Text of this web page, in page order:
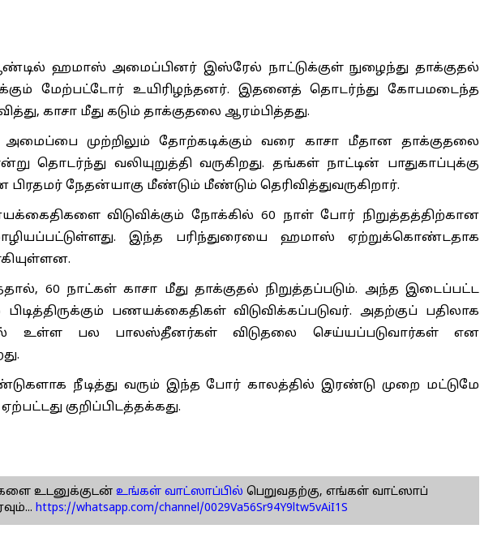
ஹமாஸ் அமைப்பினர் இஸ்ரேல் நாட்டுக்குள் நுழைந்து தாக்குதல்
க்கும் மேற்பட்டோர் உயிரிழந்தனர். இதனைத் தொடர்ந்து கோபமடைந்த
காசா மீது கடும் தாக்குதலை ஆரம்பித்தது.
முற்றிலும் தோற்கடிக்கும் வரை காசா மீதான தாக்குதலை
தொடர்ந்து வலியுறுத்தி வருகிறது. தங்கள் நாட்டின் பாதுகாப்புக்கு
பிரதமர் நேதன்யாகு மீண்டும் மீண்டும் தெரிவித்துவருகிறார்.
விடுவிக்கும் நோக்கில் 60 நாள் போர் நிறுத்தத்திற்கான
இந்த பரிந்துரையை ஹமாஸ் ஏற்றுக்கொண்டதாக
60 நாட்கள் காசா மீது தாக்குதல் நிறுத்தப்படும். அந்த இடைப்பட்ட
பணயக்கைதிகள் விடுவிக்கப்படுவர். அதற்குப் பதிலாக
உள்ள பல பாலஸ்தீனர்கள் விடுதலை செய்யப்படுவார்கள் என
நீடித்து வரும் இந்த போர் காலத்தில் இரண்டு முறை மட்டுமே
குறிப்பிடத்தக்கது.
உடனுக்குடன் உங்கள் வாட்ஸாப்பில் பெறுவதற்கு, எங்கள் வாட்ஸாப்
https://whatsapp.com/channel/0029Va56Sr94Y9ltw5vAiI1S